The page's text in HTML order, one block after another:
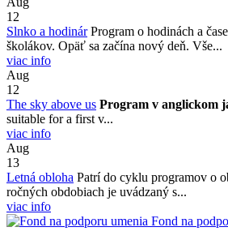
12
Slnko a hodinárProgram o hodinách a
školákov. Opäť sa začína nový deň. Vše...
viac info
Aug
12
The sky above us Program v anglickom
suitable for a first v...
viac info
Aug
13
Letná obloha Patrí do cyklu programov o
ročných obdobiach je uvádzaný s...
viac info
Fond na